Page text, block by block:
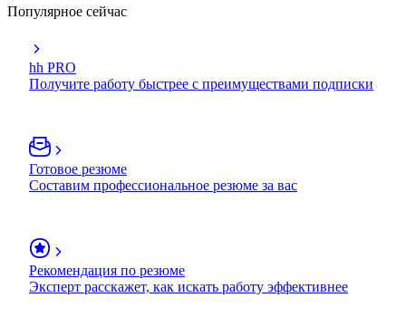
Популярное сейчас
hh PRO
Получите работу быстрее с преимуществами подписки
Готовое резюме
Составим профессиональное резюме за вас
Рекомендация по резюме
Эксперт расскажет, как искать работу эффективнее